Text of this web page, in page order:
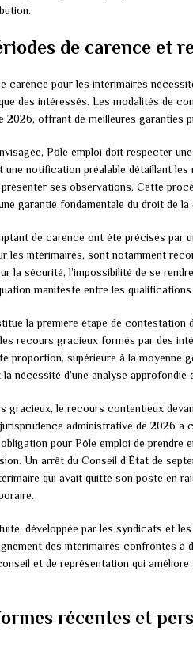
de carence et
carence pour les intérimaires
des intéressés. Les modalités de
offrant de meilleures garanties
Pôle emploi doit respecter
une notification préalable détaillant
ses observations. Cette
garantie fondamentale du droit de la
de carence ont été précisés par
les intérimaires, sont notamment
la sécurité, l’impossibilité de se
manifeste entre les
la première étape de contestation
recours gracieux formés par des
proportion, supérieure à la moyenne
nécessité d’une analyse approfondie
gracieux, le recours contentieux
administrative de 2026 a
pour Pôle emploi de prendre
Un arrêt du Conseil d’État de
qui avait quitté son poste en
développée par les syndicats et
des intérimaires confrontés à
et de représentation qui
récentes et